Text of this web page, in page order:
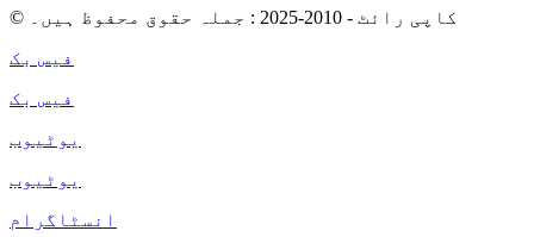
© کاپی رائٹ - 2010-2025 : جملہ حقوق محفوظ ہیں۔
فیس بک
فیس بک
یوٹیوب
یوٹیوب
انسٹاگرام